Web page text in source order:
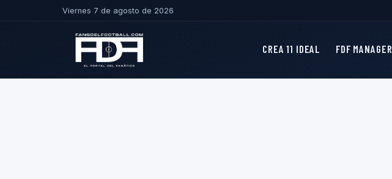
Viernes 7 de agosto de 2026
CREA 11 IDEAL FDF MANAGER